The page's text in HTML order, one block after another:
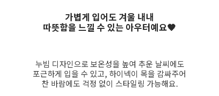
가볍게 입어도 겨울 내내
따뜻함을 느낄 수 있는 아우터예요🤎
누빔 디자인으로 보온성을 높여 추운 날씨에도
포근하게 입을 수 있고, 하이넥이 목을 감싸주어
찬 바람에도 걱정 없이 스타일링 가능해요.